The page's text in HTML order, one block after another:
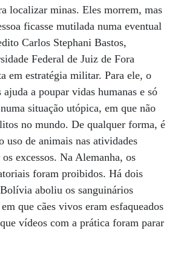
localizar minas. Eles morrem, mas
ficasse mutilada numa eventual
Carlos Stephani Bastos,
Federal de Juiz de Fora
em estratégia militar. Para ele, o
a poupar vidas humanas e só
situação utópica, em que não
no mundo. De qualquer forma, é
uso de animais nas atividades
excessos. Na Alemanha, os
foram proibidos. Há dois
aboliu os sanguinários
que cães vivos eram esfaqueados
vídeos com a prática foram parar